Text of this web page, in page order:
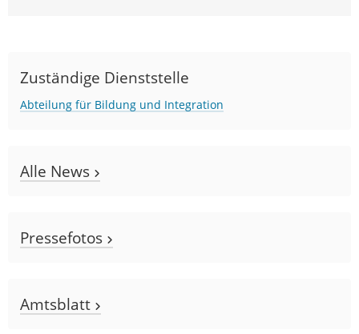
Zuständige Dienststelle
Abteilung für Bildung und Integration
Alle News
Pressefotos
Amtsblatt